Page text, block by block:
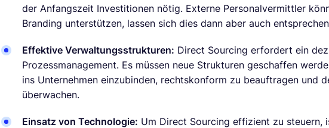
der Anfangszeit Investitionen nötig. Externe Personalvermittler
Branding unterstützen, lassen sich dies dann aber auch
Effektive Verwaltungsstrukturen: Direct Sourcing erfordert ein
Prozessmanagement. Es müssen neue Strukturen geschaffen
ins Unternehmen einzubinden, rechtskonform zu beauftragen und
überwachen.
Einsatz von Technologie: Um Direct Sourcing effizient zu steuern,